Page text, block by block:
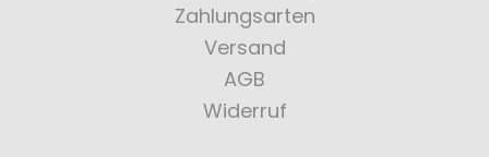
Zahlungsarten
Versand
AGB
Widerruf